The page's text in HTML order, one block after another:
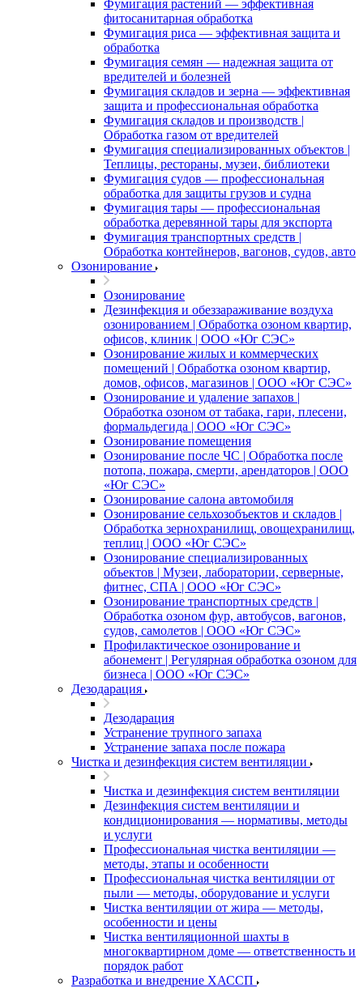
Фумигация растений — эффективная
фитосанитарная обработка
Фумигация риса — эффективная защита и
обработка
Фумигация семян — надежная защита от
вредителей и болезней
Фумигация складов и зерна — эффективная
защита и профессиональная обработка
Фумигация складов и производств |
Обработка газом от вредителей
Фумигация специализированных объектов |
Теплицы, рестораны, музеи, библиотеки
Фумигация судов — профессиональная
обработка для защиты грузов и судна
Фумигация тары — профессиональная
обработка деревянной тары для экспорта
Фумигация транспортных средств |
Обработка контейнеров, вагонов, судов, авто
Озонирование
Озонирование
Дезинфекция и обеззараживание воздуха
озонированием | Обработка озоном квартир,
офисов, клиник | ООО «Юг СЭС»
Озонирование жилых и коммерческих
помещений | Обработка озоном квартир,
домов, офисов, магазинов | ООО «Юг СЭС»
Озонирование и удаление запахов |
Обработка озоном от табака, гари, плесени,
формальдегида | ООО «Юг СЭС»
Озонирование помещения
Озонирование после ЧС | Обработка после
потопа, пожара, смерти, арендаторов | ООО
«Юг СЭС»
Озонирование салона автомобиля
Озонирование сельхозобъектов и складов |
Обработка зернохранилищ, овощехранилищ,
теплиц | ООО «Юг СЭС»
Озонирование специализированных
объектов | Музеи, лаборатории, серверные,
фитнес, СПА | ООО «Юг СЭС»
Озонирование транспортных средств |
Обработка озоном фур, автобусов, вагонов,
судов, самолетов | ООО «Юг СЭС»
Профилактическое озонирование и
абонемент | Регулярная обработка озоном для
бизнеса | ООО «Юг СЭС»
Дезодарация
Дезодарация
Устранение трупного запаха
Устранение запаха после пожара
Чистка и дезинфекция систем вентиляции
Чистка и дезинфекция систем вентиляции
Дезинфекция систем вентиляции и
кондиционирования — нормативы, методы
и услуги
Профессиональная чистка вентиляции —
методы, этапы и особенности
Профессиональная чистка вентиляции от
пыли — методы, оборудование и услуги
Чистка вентиляции от жира — методы,
особенности и цены
Чистка вентиляционной шахты в
многоквартирном доме — ответственность и
порядок работ
Разработка и внедрение ХАССП